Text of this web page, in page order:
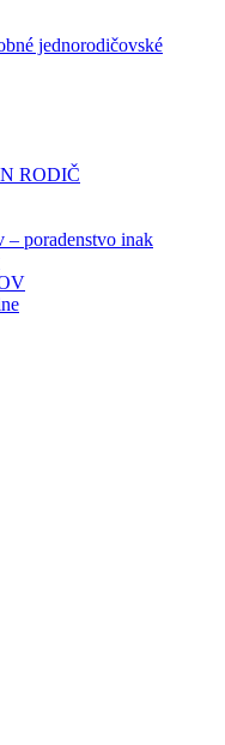
jednorodičovské
RODIČ
– poradenstvo inak